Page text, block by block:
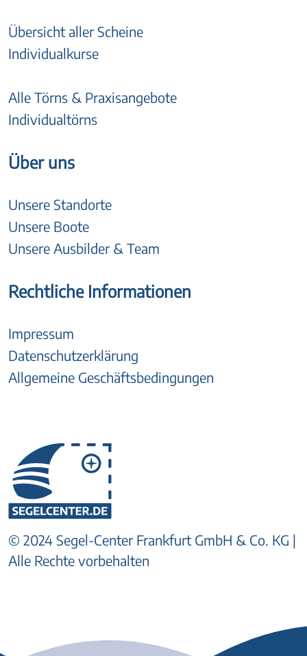
Übersicht aller Scheine
Individualkurse
Alle Törns & Praxisangebote
Individualtörns
Über uns
Unsere Standorte
Unsere Boote
Unsere Ausbilder & Team
Rechtliche Informationen
Impressum
Datenschutzerklärung
Allgemeine Geschäftsbedingungen
© 2024 Segel-Center Frankfurt GmbH & Co. KG |
Alle Rechte vorbehalten